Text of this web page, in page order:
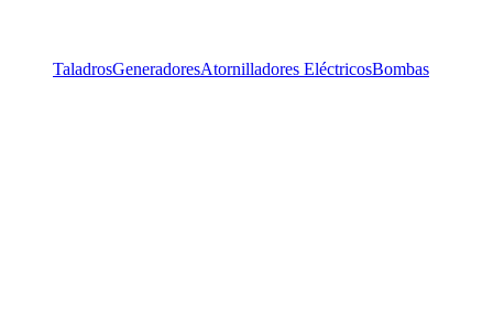
TaladrosGeneradoresAtornilladores EléctricosBombas